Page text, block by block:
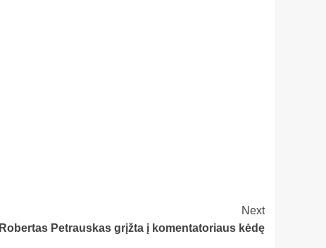
Next
Robertas Petrauskas grįžta į komentatoriaus kėdę